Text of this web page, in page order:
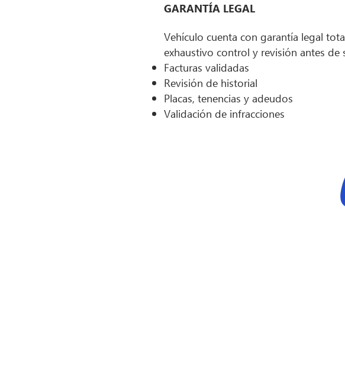
GARANTÍA LEGAL
Vehículo cuenta con garantía legal
exhaustivo control y revisión antes de
Facturas validadas
Revisión de historial
Placas, tenencias y adeudos
Validación de infracciones